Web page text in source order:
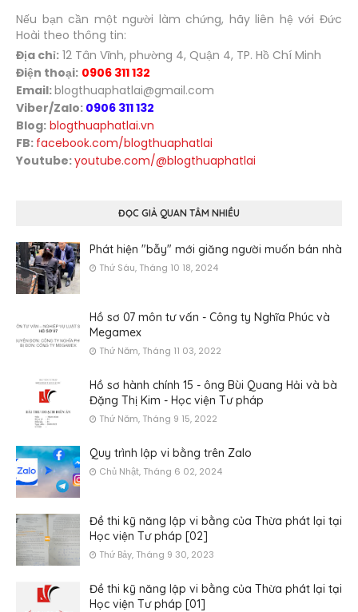
Nếu bạn cần một người làm chứng, hãy liên hệ với Đức
Hoài theo thông tin:
Địa chỉ: 12 Tân Vĩnh, phường 4, Quận 4, TP. Hồ Chí Minh
Điện thoại: 0906 311 132
Email:blogthuaphatlai@gmail.com
Viber/Zalo: 0906 311 132
Blog: blogthuaphatlai.vn
FB: facebook.com/blogthuaphatlai
Youtube:youtube.com/@blogthuaphatlai
ĐỌC GIẢ QUAN TÂM NHIỀU
Phát hiện "bẫy" mới giăng người muốn bán nhà
Thứ Sáu, Tháng 10 18, 2024
Hồ sơ 07 môn tư vấn - Công ty Nghĩa Phúc và
Megamex
Thứ Năm, Tháng 11 03, 2022
Hồ sơ hành chính 15 - ông Bùi Quang Hải và bà
Đặng Thị Kim - Học viện Tư pháp
Thứ Năm, Tháng 9 15, 2022
Quy trình lập vi bằng trên Zalo
Chủ Nhật, Tháng 6 02, 2024
Đề thi kỹ năng lập vi bằng của Thừa phát lại tại
Học viện Tư pháp [02]
Thứ Bảy, Tháng 9 30, 2023
Đề thi kỹ năng lập vi bằng của Thừa phát lại tại
Học viện Tư pháp [01]